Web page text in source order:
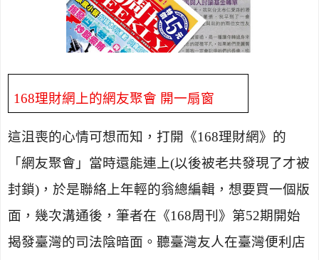
168理財網上的網友聚會 開一扇窗
這沮喪的心情可想而知，打開《168理財網》的
「網友聚會」當時還能連上(以後被老共發現了才被
封鎖) ，於是聯絡上年輕的翁總編輯，想要買一個版
面，幾次溝通後，筆者在《168周刊》第52期開始
揭發臺灣的司法陰暗面。聽臺灣友人在臺灣便利店